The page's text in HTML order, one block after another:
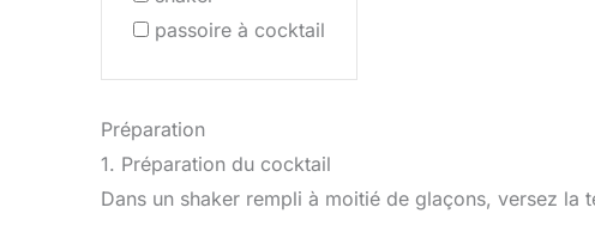
passoire à cocktail
Préparation
1. Préparation du cocktail
Dans un shaker rempli à moitié de glaçons, versez la